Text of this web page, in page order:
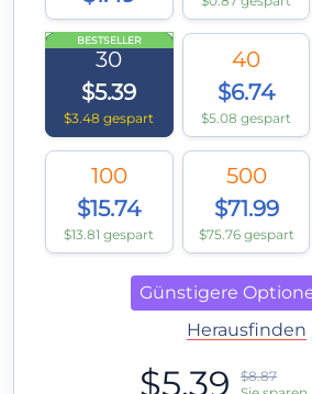
BESTSELLER
30
$5.39
$3.48 gespart
40
$6.74
$5.08 gespart
100
$15.74
$13.81 gespart
500
$71.99
$75.76 gespart
Günstigere
Herausfinden
$5.39
$8.87